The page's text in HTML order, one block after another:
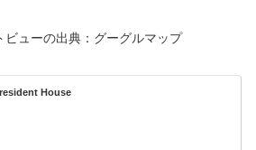
ビューの出典：グーグルマップ
House